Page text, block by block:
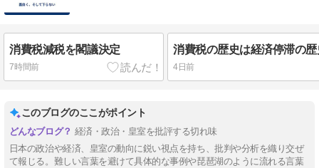
消費税減税を閣議決定
7時間前 4日前
このブログのここがポイント
経済・政治・皇室を批評する切れ味
日本の政治や経済、皇室の動向に鋭い視点を持ち、批判や分析を織り交ぜ
て報じる。難しい言葉を避けて具体的な事例や琵琶湖のように流れる言葉